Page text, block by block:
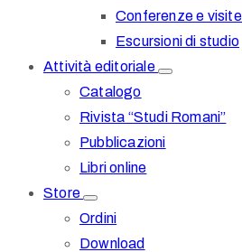
Conferenze e
Escursioni di studio
Attività editoriale
Catalogo
Rivista “Studi Romani”
Pubblicazioni
Libri online
Store
Ordini
Download